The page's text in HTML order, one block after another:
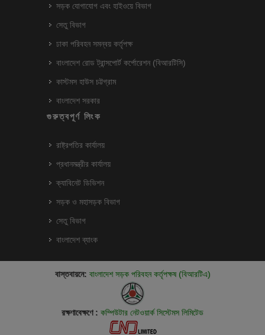
সড়ক যোগাযোগ এবং হাইওয়ে বিভাগ
সেতু বিভাগ
ঢাকা পরিবহন সমন্বয় কর্তৃপক্ষ
বাংলাদেশ রোড ট্রান্সপোর্ট কর্পোরেশন (বিআরটিসি)
কাস্টমস হাউস চট্টগ্রাম
বাংলাদেশ সরকার
গুরুত্বপূর্ণ লিংক
রাষ্ট্রপতির কার্যালয়
প্রধানমন্ত্রীর কার্যালয়
ক্যাবিনেট ডিভিশন
সড়ক ও মহাসড়ক বিভাগ
সেতু বিভাগ
বাংলাদেশ ব্যাংক
বাস্তবায়নে: বাংলাদেশ সড়ক পরিবহন কর্তৃপক্ষ (বিআরটিএ)
রক্ষণাবেক্ষণে : কম্পিউটার নেটওয়ার্ক সিস্টেমস লিমিটেড